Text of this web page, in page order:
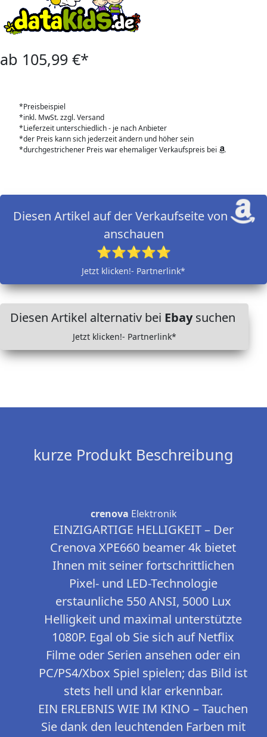
ab 105,99 €*
*Preisbeispiel
*inkl. MwSt. zzgl. Versand
*Lieferzeit unterschiedlich - je nach Anbieter
*der Preis kann sich jederzeit ändern und höher sein
*durchgestrichener Preis war ehemaliger Verkaufspreis bei
Diesen Artikel auf der Verkaufseite von
anschauen
⭐⭐⭐⭐⭐
Jetzt klicken!- Partnerlink*
Diesen Artikel alternativ bei Ebaysuchen
Jetzt klicken!- Partnerlink*
kurze Produkt Beschreibung
crenova Elektronik
EINZIGARTIGE HELLIGKEIT – Der
Crenova XPE660 beamer 4k bietet
Ihnen mit seiner fortschrittlichen
Pixel- und LED-Technologie
erstaunliche 550 ANSI, 5000 Lux
Helligkeit und maximal unterstützte
1080P. Egal ob Sie sich auf Netflix
Filme oder Serien ansehen oder ein
PC/PS4/Xbox Spiel spielen; das Bild ist
stets hell und klar erkennbar.
EIN ERLEBNIS WIE IM KINO – Tauchen
Sie dank den leuchtenden Farben mit